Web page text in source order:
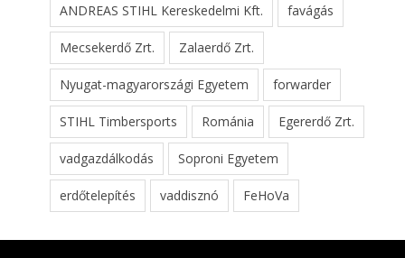
ANDREAS STIHL Kereskedelmi Kft. favágás
Mecsekerdő Zrt. Zalaerdő Zrt.
Nyugat-magyarországi Egyetem forwarder
STIHL Timbersports Románia Egererdő Zrt.
vadgazdálkodás Soproni Egyetem
erdőtelepítés vaddisznó FeHoVa